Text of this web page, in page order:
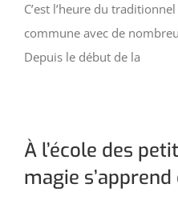
C’est l’heure du
commune avec de
Depuis le début de la
À l’école des
magie